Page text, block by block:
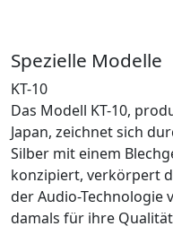
Spezielle Modelle
KT-10
Das Modell KT-10,
Japan, zeichnet sich
Silber mit einem
konzipiert, verkörpert
der Audio-Technologie
damals für ihre